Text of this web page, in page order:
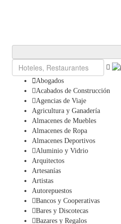
Abogados
Acabados de Construcción
Agencias de Viaje
Agricultura y Ganadería
Almacenes de Muebles
Almacenes de Ropa
Almacenes Deportivos
Aluminio y Vidrio
Arquitectos
Artesanías
Artistas
Autorepuestos
Bancos y Cooperativas
Bares y Discotecas
Bazares y Regalos